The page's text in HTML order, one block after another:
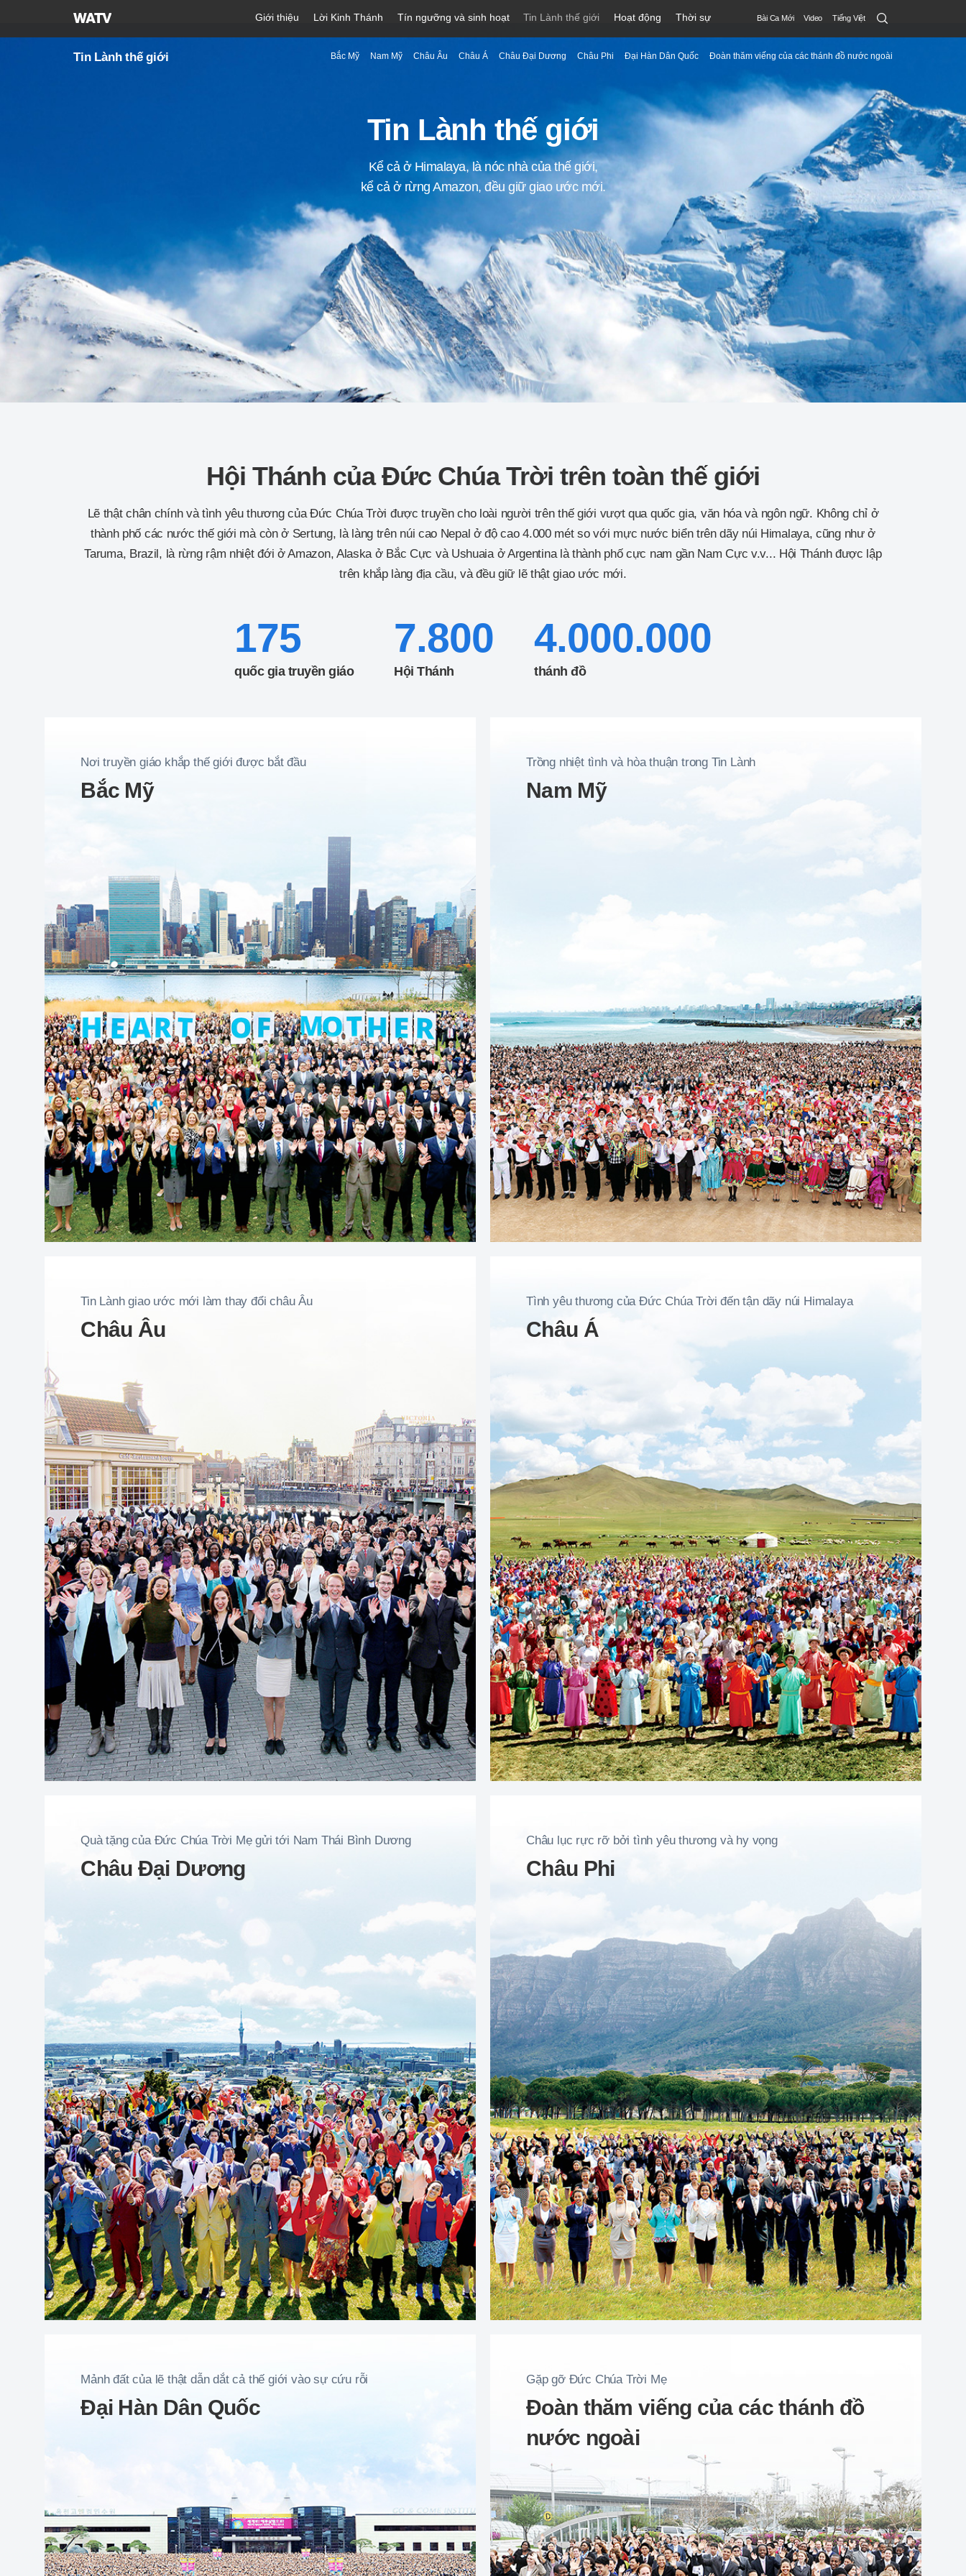
Hội
của
Giới thiệu Lời Kinh Thánh Tín ngưỡng và sinh hoạt Tin Lành thế giới Hoạt động Thời sự Bài Ca Mới Video Tiếng Việt Search
Submit
Tin Lành thế giới Bắc Mỹ Nam Mỹ Châu Âu Châu Á Châu Đại Dương Châu Phi Đại Hàn Dân Quốc
Đoàn thăm viếng của các thánh đồ nước ngoài
toggle
button
Tin Lành thế giới
Kể cả ở Himalaya, là nóc nhà của thế giới,
kể cả ở rừng Amazon, đều giữ giao ước mới.
Hội Thánh của Đức Chúa Trời trên toàn thế giới
Lẽ thật chân chính và tình yêu thương của Đức Chúa Trời được truyền cho loài người trên thế giới vượt qua quốc gia, văn hóa và ngôn ngữ. Không chỉ ở
thành phố các nước thế giới mà còn ở Sertung, là làng trên núi cao Nepal ở độ cao 4.000 mét so với mực nước biển trên dãy núi Himalaya, cũng như ở
Taruma, Brazil, là rừng rậm nhiệt đới ở Amazon, Alaska ở Bắc Cực và Ushuaia ở Argentina là thành phố cực nam gần Nam Cực v.v... Hội Thánh được lập
trên khắp làng địa cầu, và đều giữ lẽ thật giao ước mới.
175
quốc gia truyền giáo
7.800
Hội Thánh
4.000.000
thánh đồ
Nơi truyền giáo khắp thế giới được bắt đầu
Bắc Mỹ
Trồng nhiệt tình và hòa thuận trong Tin Lành
Nam Mỹ
Tin Lành giao ước mới làm thay đổi châu Âu
Châu Âu
Tình yêu thương của Đức Chúa Trời đến tận dãy núi Himalaya
Châu Á
Quà tặng của Đức Chúa Trời Mẹ gửi tới Nam Thái Bình Dương
Châu Đại Dương
Châu lục rực rỡ bởi tình yêu thương và hy vọng
Châu Phi
Mảnh đất của lẽ thật dẫn dắt cả thế giới vào sự cứu rỗi
Đại Hàn Dân Quốc
Gặp gỡ Đức Chúa Trời Mẹ
Đoàn thăm viếng của các thánh đồ
nước ngoài